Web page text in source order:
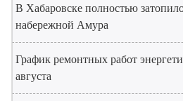
В Хабаровске полностью
набережной Амура
График ремонтных работ
августа